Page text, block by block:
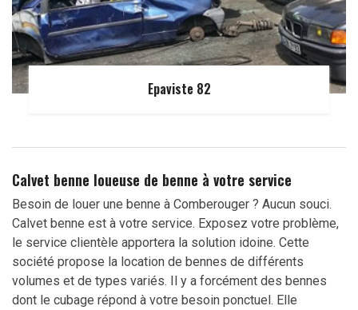
Epaviste 82
Calvet benne loueuse de benne à votre service
Besoin de louer une benne à Comberouger ? Aucun souci.
Calvet benne est à votre service. Exposez votre problème,
le service clientèle apportera la solution idoine. Cette
société propose la location de bennes de différents
volumes et de types variés. Il y a forcément des bennes
dont le cubage répond à votre besoin ponctuel. Elle